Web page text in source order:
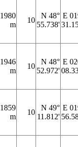
1980
m
10
N 48°
55.738'
E
1946
m
10
N 48°
52.972'
E
1859
m
10
N 49°
11.812'
E